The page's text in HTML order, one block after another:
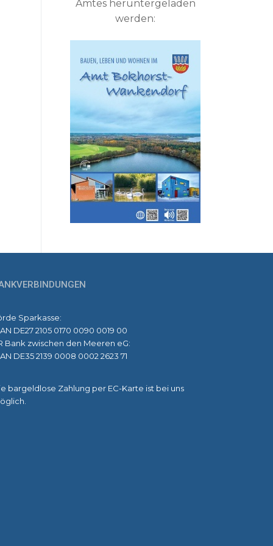
Amtes heruntergeladen
werden:
Sparkasse:
DE27 2105 0170 0090 0019 00
Bank zwischen den Meeren eG:
DE35 2139 0008 0002 2623 71
bargeldlose Zahlung per EC-Karte ist bei uns